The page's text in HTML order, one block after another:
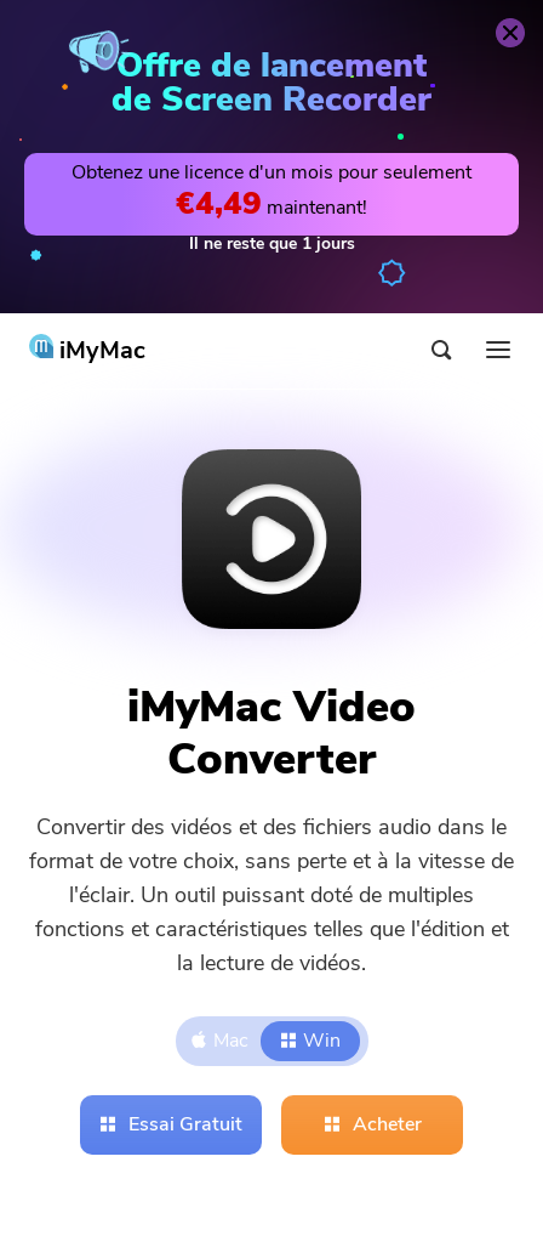
Offre de lancement
de Screen Recorder
Obtenez une licence d'un mois pour seulement
€4,49 maintenant!
Il ne reste que1 jours
iMyMac
PowerUninstall
Video Converter
Screen Recorder
PDF Compressor
En ligne
Free Video Editor
Free Photo Compressor
iMyMac Video
Converter
Convertir des vidéos et des fichiers audio dans le
format de votre choix, sans perte et à la vitesse de
l'éclair. Un outil puissant doté de multiples
fonctions et caractéristiques telles que l'édition et
la lecture de vidéos.
Mac Win
Essai Gratuit Acheter
Video Converter